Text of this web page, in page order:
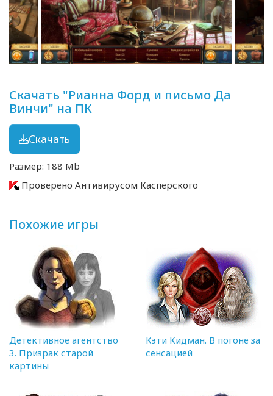
Скачать "Рианна Форд и письмо Да
Винчи" на ПК
Скачать
Размер: 188 Mb
Проверено Антивирусом Касперского
Похожие игры
Детективное агентство
3. Призрак старой
картины
Кэти Кидман. В погоне за
сенсацией